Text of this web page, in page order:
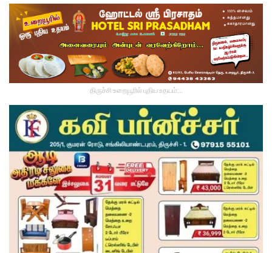
திருச்சி உறையூரில் புதிய உதயம்...